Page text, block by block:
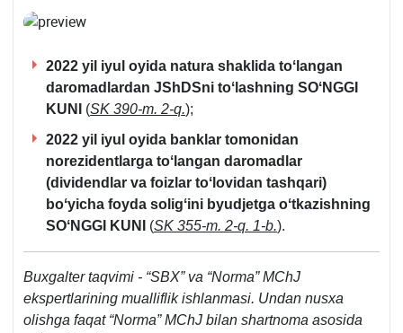
2022 yil iyul oyida natura shaklida toʻlangan
daromadlardan JShDSni toʻlashning SOʻNGGI
KUNI
(SK 390-m. 2-q.);
2022 yil iyul oyida banklar tomonidan
norezidentlarga toʻlangan daromadlar
(dividendlar va foizlar toʻlovidan tashqari)
boʻyicha foyda soligʻini byudjetga oʻtkazishning
SOʻNGGI KUNI
(SK 355-m. 2-q. 1-b.).
Buхgalter taqvimi - “SBX” va “Norma” MChJ
ekspertlarining mualliflik ishlanmasi. Undan nusхa
olishga faqat “Norma” MChJ bilan shartnoma asosida